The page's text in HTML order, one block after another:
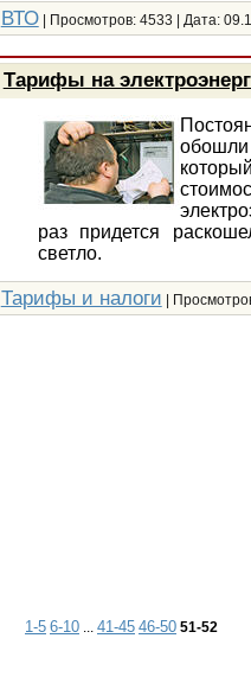
ВТО| Просмотров: 4533 | Дата:
Тарифы на
раз придется
светло.
Тарифы и налоги |
1-5 6-10 41-45 46-50 51-52